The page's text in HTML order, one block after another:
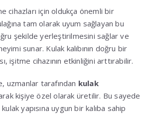
cihazları için oldukça önemli bir
tam olarak uyum sağlayan bu
şekilde yerleştirilmesini sağlar ve
sunar. Kulak kalıbının doğru bir
işitme cihazının etkinliğini arttırabilir.
uzmanlar tarafından kulak
kişiye özel olarak üretilir. Bu sayede
yapısına uygun bir kalıba sahip